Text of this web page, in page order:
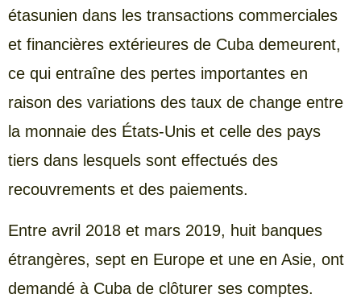
étasunien dans les transactions commerciales
et financières extérieures de Cuba demeurent,
ce qui entraîne des pertes importantes en
raison des variations des taux de change entre
la monnaie des États-Unis et celle des pays
tiers dans lesquels sont effectués des
recouvrements et des paiements.
Entre avril 2018 et mars 2019, huit banques
étrangères, sept en Europe et une en Asie, ont
demandé à Cuba de clôturer ses comptes.